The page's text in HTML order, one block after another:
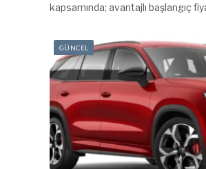
kapsamında; avantajlı başlangıç
GÜNCEL